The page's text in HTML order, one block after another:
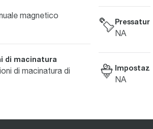
magnetico
di macinatura
di macinatura di
NA
NA